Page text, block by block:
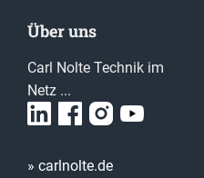
Über uns
Carl Nolte Technik im
Netz ...
» carlnolte.de